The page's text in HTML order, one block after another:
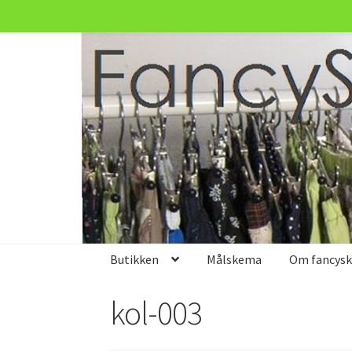
Spring
til
navigation
Spring
til
indhold
Butikken Målskema Om
kol-003